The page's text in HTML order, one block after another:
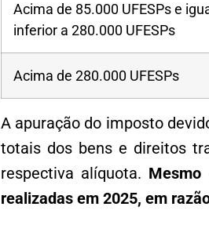
Acima de 85.000 UFESPs e
inferior a 280.000 UFESPs
Acima de 280.000 UFESPs
A apuração do imposto
totais dos bens e direitos
respectiva alíquota. Mesmo
realizadas em 2025, em